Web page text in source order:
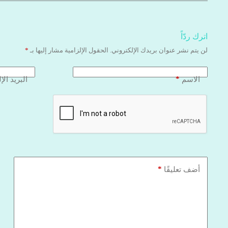
اترك ردّاً
لن يتم نشر عنوان بريدك الإلكتروني. الحقول الإلزامية مشار إليها بـ *
الاسم* البريد
أضف تعليقًا *